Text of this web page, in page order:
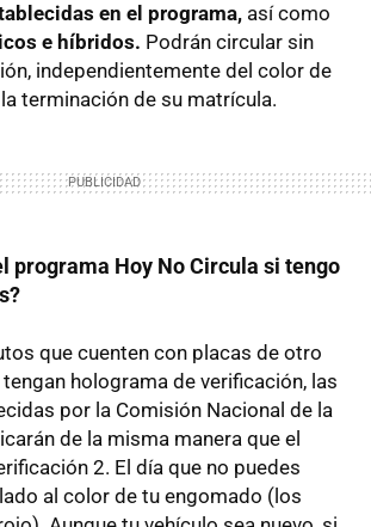
en el programa, así como
e híbridos. Podrán circular sin
independientemente del color de
terminación de su matrícula.
programa Hoy No Circula si tengo
que cuenten con placas de otro
holograma de verificación, las
por la Comisión Nacional de la
de la misma manera que el
2. El día que no puedes
al color de tu engomado (los